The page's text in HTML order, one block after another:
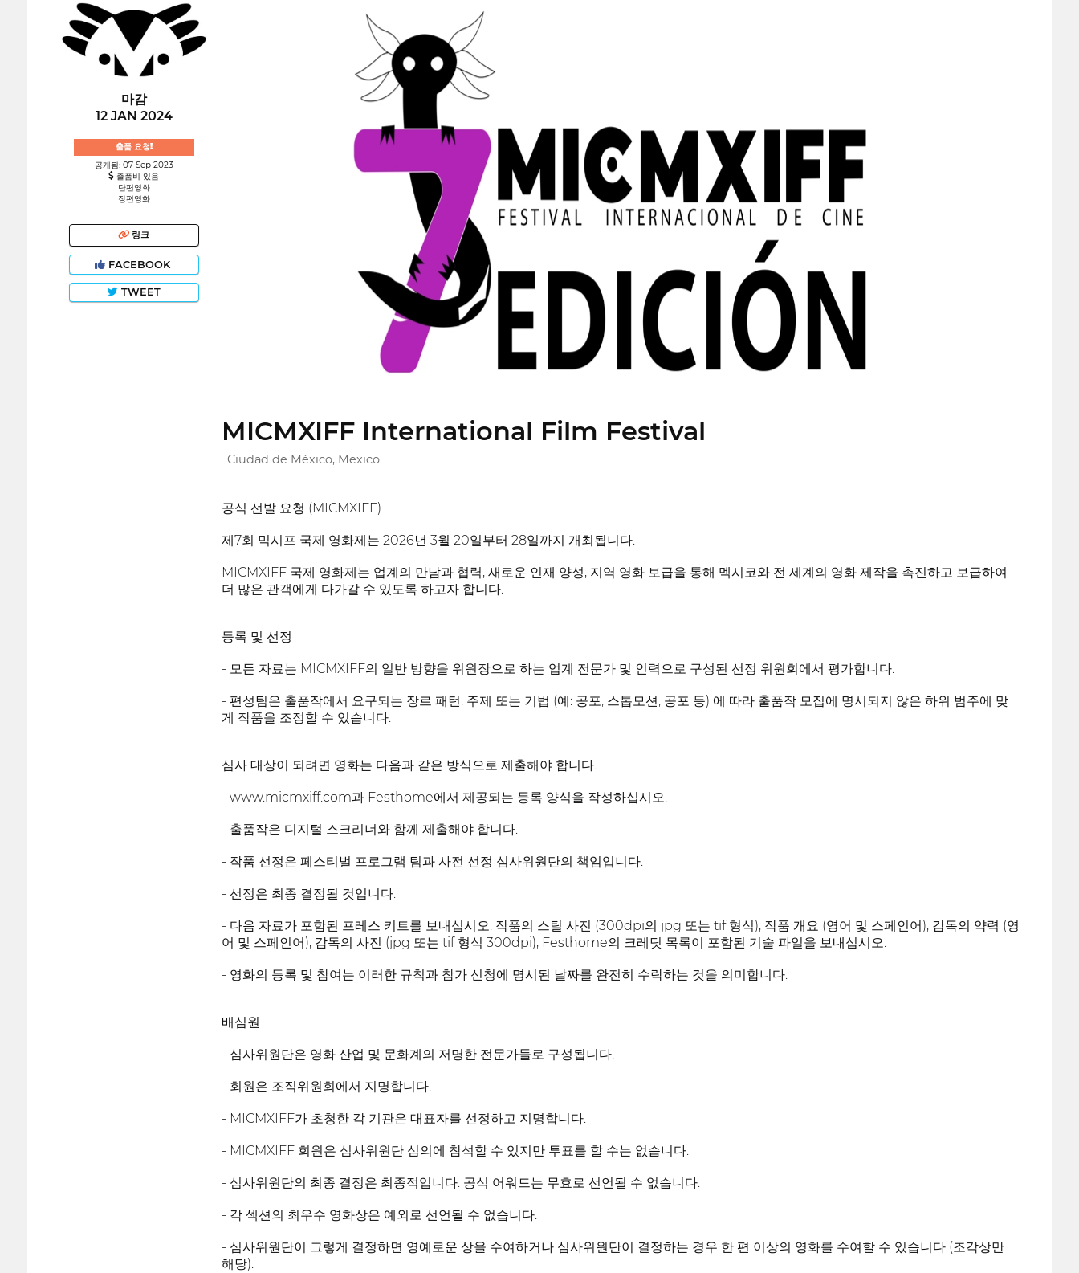
마감
12 JAN 2024
출품 요청!
공개됨: 07 Sep 2023
출품비 있음
단편영화
장편영화
링크
FACEBOOK
TWEET
MICMXIFF International Film Festival
Ciudad de México, Mexico
공식 선발 요청 (MICMXIFF)
제7회 믹시프 국제 영화제는 2026년 3월 20일부터 28일까지 개최됩니다.
MICMXIFF 국제 영화제는 업계의 만남과 협력, 새로운 인재 양성, 지역 영화 보급을 통해 멕시코와 전 세계의 영화 제작을 촉진하고 보급하여
더 많은 관객에게 다가갈 수 있도록 하고자 합니다.
등록 및 선정
- 모든 자료는 MICMXIFF의 일반 방향을 위원장으로 하는 업계 전문가 및 인력으로 구성된 선정 위원회에서 평가합니다.
- 편성팀은 출품작에서 요구되는 장르 패턴, 주제 또는 기법 (예: 공포, 스톱모션, 공포 등) 에 따라 출품작 모집에 명시되지 않은 하위 범주에 맞
게 작품을 조정할 수 있습니다.
심사 대상이 되려면 영화는 다음과 같은 방식으로 제출해야 합니다.
- www.micmxiff.com과 Festhome에서 제공되는 등록 양식을 작성하십시오.
- 출품작은 디지털 스크리너와 함께 제출해야 합니다.
- 작품 선정은 페스티벌 프로그램 팀과 사전 선정 심사위원단의 책임입니다.
- 선정은 최종 결정될 것입니다.
- 다음 자료가 포함된 프레스 키트를 보내십시오: 작품의 스틸 사진 (300dpi의 jpg 또는 tif 형식), 작품 개요 (영어 및 스페인어), 감독의 약력 (영
어 및 스페인어), 감독의 사진 (jpg 또는 tif 형식 300dpi), Festhome의 크레딧 목록이 포함된 기술 파일을 보내십시오.
- 영화의 등록 및 참여는 이러한 규칙과 참가 신청에 명시된 날짜를 완전히 수락하는 것을 의미합니다.
배심원
- 심사위원단은 영화 산업 및 문화계의 저명한 전문가들로 구성됩니다.
- 회원은 조직위원회에서 지명합니다.
- MICMXIFF가 초청한 각 기관은 대표자를 선정하고 지명합니다.
- MICMXIFF 회원은 심사위원단 심의에 참석할 수 있지만 투표를 할 수는 없습니다.
- 심사위원단의 최종 결정은 최종적입니다. 공식 어워드는 무효로 선언될 수 없습니다.
- 각 섹션의 최우수 영화상은 예외로 선언될 수 없습니다.
- 심사위원단이 그렇게 결정하면 영예로운 상을 수여하거나 심사위원단이 결정하는 경우 한 편 이상의 영화를 수여할 수 있습니다 (조각상만
해당).